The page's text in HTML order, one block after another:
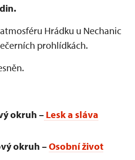
Hrádku u Nechanic
prohlídkách.
okruh – Lesk a sláva
okruh –Osobní život